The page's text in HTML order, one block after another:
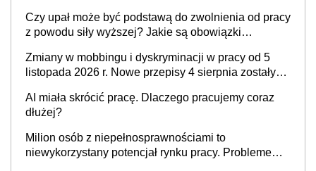
Czy upał może być podstawą do zwolnienia od pracy
z powodu siły wyższej? Jakie są obowiązki
Zmiany w mobbingu i dyskryminacji w pracy od 5
listopada 2026 r. Nowe przepisy 4 sierpnia zostały
AI miała skrócić pracę. Dlaczego pracujemy coraz
dłużej?
Milion osób z niepełnosprawnościami to
niewykorzystany potencjał rynku pracy. Problemem